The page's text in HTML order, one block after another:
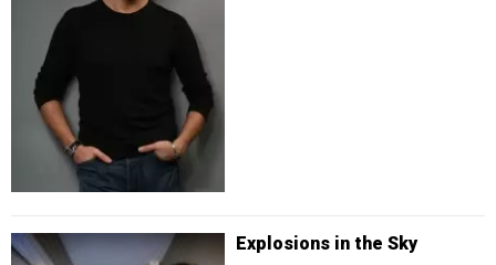
Explosions in the Sky